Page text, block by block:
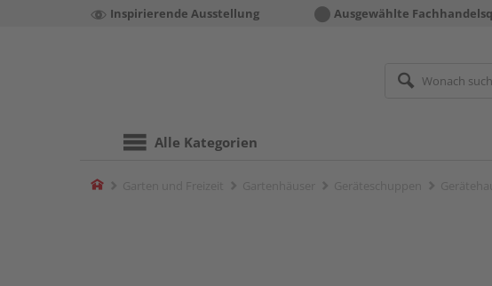
Inspirierende Ausstellung Ausgewählte
Alle Kategorien
Home